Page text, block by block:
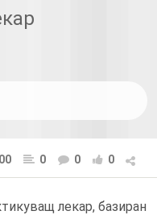
0 0 0
лекар, базиран